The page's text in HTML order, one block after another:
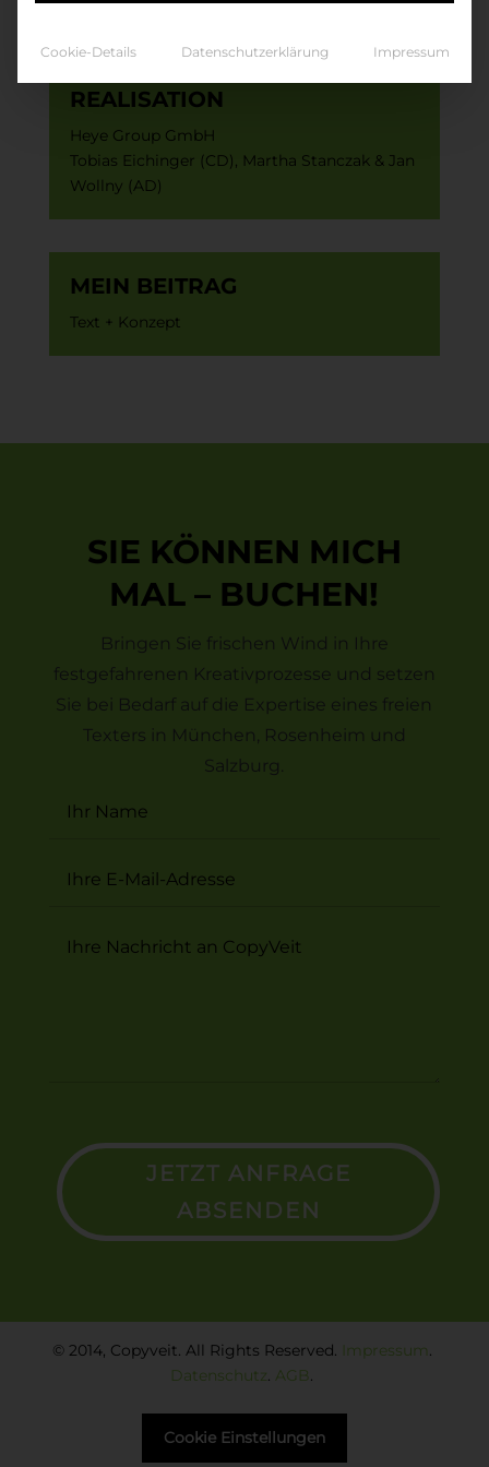
REALISATION
Heye Group GmbH
Tobias Eichinger (CD), Martha Stanczak & Jan
Wollny (AD)
MEIN BEITRAG
Text + Konzept
SIE KÖNNEN MICH
MAL – BUCHEN!
Bringen Sie frischen Wind in Ihre
festgefahrenen Kreativprozesse und setzen
Sie bei Bedarf auf die Expertise eines freien
Texters in München, Rosenheim und
Salzburg.
JETZT ANFRAGE
ABSENDEN
© 2014, Copyveit. All Rights Reserved. Impressum.
Datenschutz.AGB.
Cookie Einstellungen
Cookie-Details Datenschutzerklärung Impressum